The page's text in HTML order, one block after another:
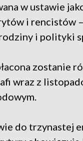
w ustawie
i rencistów
i polityki
zostanie
wraz z
do trzynastej